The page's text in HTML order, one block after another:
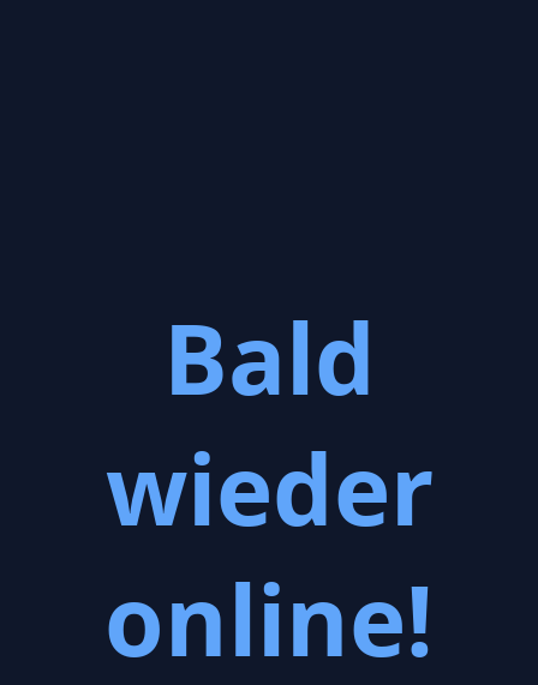
Bald
wieder
online!